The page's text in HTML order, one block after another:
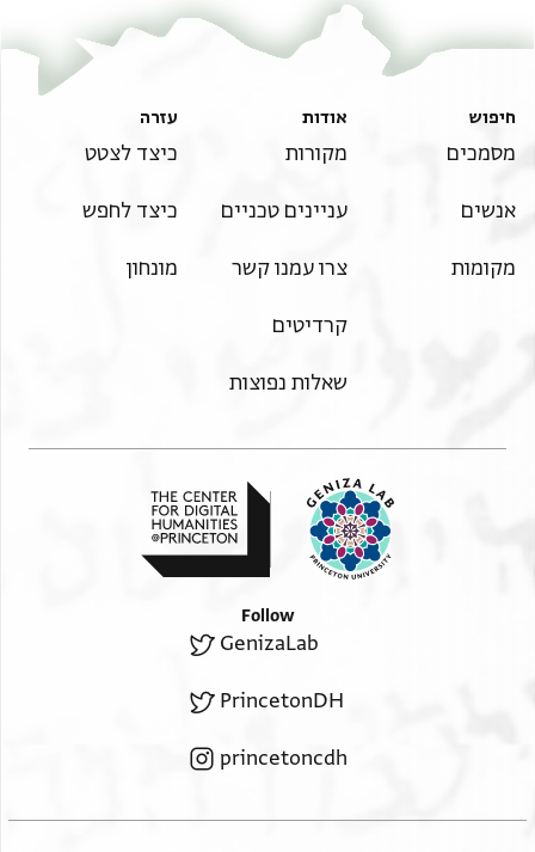
אשר נקרא שם יי עליו בן גאון נין גא[ון
יהודה בן שבת תנצבה
עולה הלוי בן יוסף סט
חיפוש
מסמכים
אנשים
מקומות
אודות
מקורות
עניינים טכניים
צרו עמנו קשר
קרדיטים
שאלות נפוצות
עזרה
כיצד לצטט
כיצד לחפש
מונחון
Follow
GenizaLab
PrincetonDH
princetoncdh